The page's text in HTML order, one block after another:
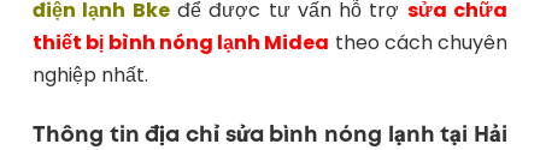
điện lạnh Bkeđể được tư vấn hỗ trợ sửa chữa
thiết bị bình nóng lạnh Midea theo cách chuyên
nghiệp nhất.
Thông tin địa chỉ sửa bình nóng lạnh tại Hải